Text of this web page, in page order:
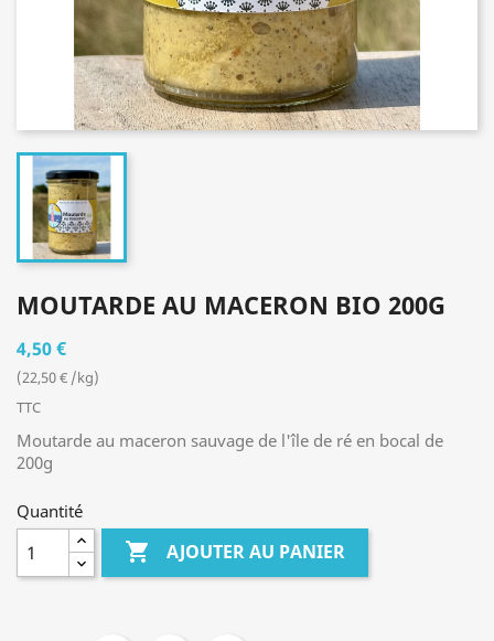
MOUTARDE AU MACERON BIO 200G
4,50 €
(22,50 € /kg)
TTC
Moutarde au maceron sauvage de l'île de ré en bocal de
200g
Quantité
 AJOUTER AU PANIER